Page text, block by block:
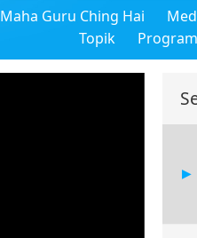
Maha Guru Ching Hai
Topik
Program